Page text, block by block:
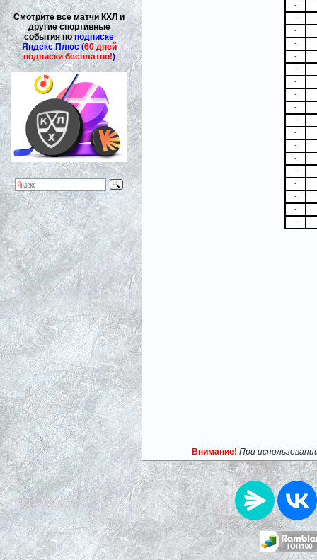
Смотрите все матчи КХЛ и
другие спортивные
события поподписке
Яндекс Плюс (60 дней
подписки бесплатно!)
-
-
-
-
-
-
-
-
-
-
-
-
-
-
-
-
-
-
Внимание! При